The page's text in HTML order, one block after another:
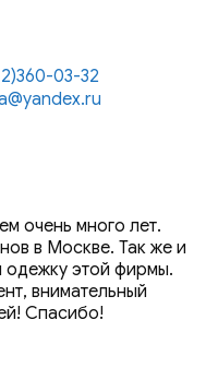
03-32
очень много лет.
в Москве. Так же и
этой фирмы.
внимательный
Спасибо!